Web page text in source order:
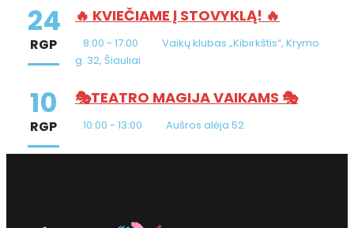
24
RGP
🔥 KVIEČIAME Į STOVYKLĄ! 🔥
8:00 - 17:00
Vaikų klubas „Kibirkštis“, Krymo
g. 32, Šiauliai
10
RGP
🎭TEATRO MAGIJA VAIKAMS 🎭
10:00 - 13:00 Aušros alėja 52